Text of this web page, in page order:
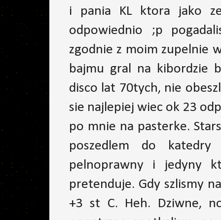
i pania KL ktora jako
odpowiednio ;p
zgodnie z moim zupelnie
bajmu gral na kibordzie
disco lat 70tych, nie
sie najlepiej wiec ok 23
po mnie na pasterke.
poszedlem do
pelnoprawny i jedyny
pretenduje. Gdy szlismy
+3 st C. Heh. Dziwne,